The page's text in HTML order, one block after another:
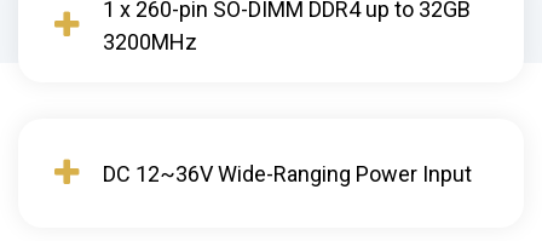
1 x 260-pin SO-DIMM DDR4 up to 32GB
3200MHz
DC 12~36V Wide-Ranging Power Input